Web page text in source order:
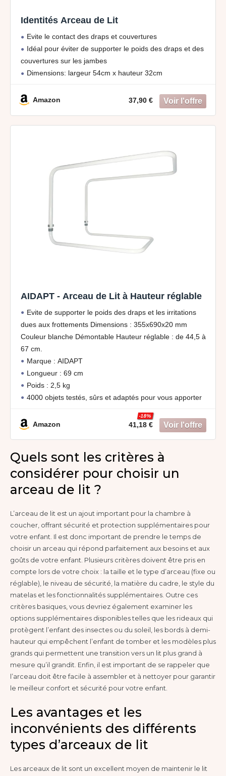
Identités Arceau de Lit
Evite le contact des draps et couvertures
Idéal pour éviter de supporter le poids des draps et des
couvertures sur les jambes
Dimensions: largeur 54cm x hauteur 32cm
Amazon 37,90 €
AIDAPT - Arceau de Lit à Hauteur réglable
Evite de supporter le poids des draps et les irritations
dues aux frottements Dimensions : 355x690x20 mm
Couleur blanche Démontable Hauteur réglable : de 44,5 à
67 cm.
Marque : AIDAPT
Longueur : 69 cm
Poids : 2,5 kg
4000 objets testés, sûrs et adaptés pour vous apporter
vie de tous les jours.
Amazon 41,18 €
-18%
Quels sont les critères à
considérer pour choisir un
arceau de lit ?
L’arceau de lit est un ajout important pour la chambre à
coucher, offrant sécurité et protection supplémentaires pour
votre enfant. Il est donc important de prendre le temps de
choisir un arceau qui répond parfaitement aux besoins et aux
goûts de votre enfant. Plusieurs critères doivent être pris en
compte lors de votre choix : la taille et le type d’arceau (fixe ou
réglable), le niveau de sécurité, la matière du cadre, le style du
matelas et les fonctionnalités supplémentaires. Outre ces
critères basiques, vous devriez également examiner les
options supplémentaires disponibles telles que les rideaux qui
protègent l’enfant des insectes ou du soleil, les bords à demi-
hauteur qui empêchent l’enfant de tomber et les modèles plus
grands qui permettent une transition vers un lit plus grand à
mesure qu’il grandit. Enfin, il est important de se rappeler que
l’arceau doit être facile à assembler et à nettoyer pour garantir
le meilleur confort et sécurité pour votre enfant.
Les avantages et les
inconvénients des différents
types d’arceaux de lit
Les arceaux de lit sont un excellent moyen de maintenir le lit